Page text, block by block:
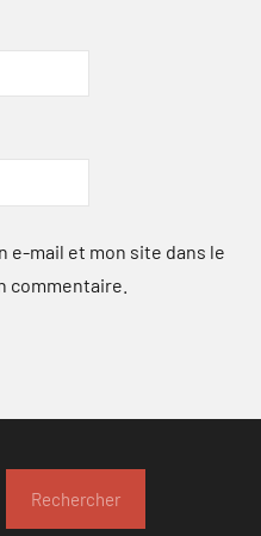
e-mail et mon site dans le
commentaire.
Rechercher